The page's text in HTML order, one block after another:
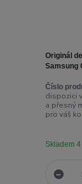
Originál
Samsung
Číslo
dispozici
a přesný
pro váš
Skladem 4